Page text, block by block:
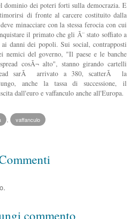
dominio dei poteri forti sulla democrazia. E
di fronte al carcere costituito dalla
minacciare con la stessa ferocia con cui
il primato che gli Ã¨ stato soffiato a
danni dei popoli. Sui social, contrapposti
nemici del governo, "Il paese e le banche
cosÃ¬ alto", stanno girando cartelli
sarÃ arrivato a 380, scatterÃ la
anche la tassa di successione, il
dall'euro e vaffanculo anche all'Europa.
vaffanculo
commento